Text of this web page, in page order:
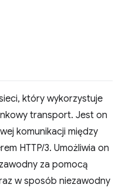
który wykorzystuje
transport. Jest on
komunikacji między
HTTP/3. Umożliwia on
za pomocą
w sposób niezawodny